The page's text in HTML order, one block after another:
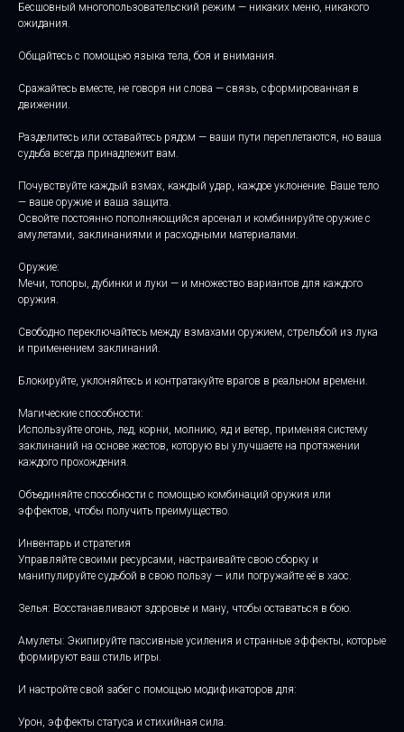
Бесшовный многопользовательский режим — никаких меню, никакого
ожидания.
Общайтесь с помощью языка тела, боя и внимания.
Сражайтесь вместе, не говоря ни слова — связь, сформированная в
движении.
Разделитесь или оставайтесь рядом — ваши пути переплетаются, но ваша
судьба всегда принадлежит вам.
Почувствуйте каждый взмах, каждый удар, каждое уклонение. Ваше тело
— ваше оружие и ваша защита.
Освойте постоянно пополняющийся арсенал и комбинируйте оружие с
амулетами, заклинаниями и расходными материалами.
Оружие:
Мечи, топоры, дубинки и луки — и множество вариантов для каждого
оружия.
Свободно переключайтесь между взмахами оружием, стрельбой из лука
и применением заклинаний.
Блокируйте, уклоняйтесь и контратакуйте врагов в реальном времени.
Магические способности:
Используйте огонь, лед, корни, молнию, яд и ветер, применяя систему
заклинаний на основе жестов, которую вы улучшаете на протяжении
каждого прохождения.
Объединяйте способности с помощью комбинаций оружия или
эффектов, чтобы получить преимущество.
Инвентарь и стратегия
Управляйте своими ресурсами, настраивайте свою сборку и
манипулируйте судьбой в свою пользу — или погружайте её в хаос.
Зелья: Восстанавливают здоровье и ману, чтобы оставаться в бою.
Амулеты: Экипируйте пассивные усиления и странные эффекты, которые
формируют ваш стиль игры.
И настройте свой забег с помощью модификаторов для:
Урон, эффекты статуса и стихийная сила.